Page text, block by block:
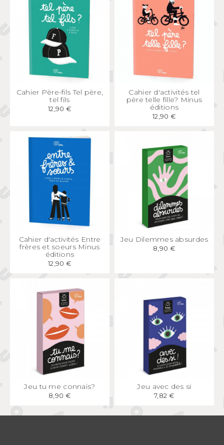
APERÇU RAPIDE
Cahier Père-fils Tel père,
tel fils
12,90 €
APERÇU RAPIDE
Cahier d'activités tel
père telle fille? Minus
éditions
12,90 €
APERÇU RAPIDE
Cahier d'activités Entre
frères et soeurs Minus
éditions
12,90 €
APERÇU RAPIDE
Jeu Dilemmes absurdes
8,90 €
APERÇU RAPIDE
Jeu tu me connais?
8,90 €
APERÇU RAPIDE
Jeu avec des si
7,82 €